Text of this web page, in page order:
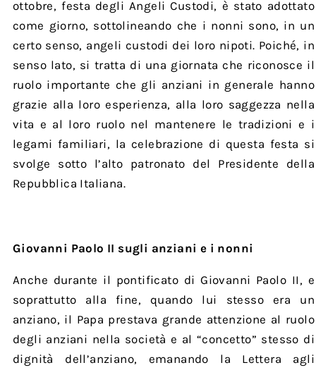
ottobre, festa degli Angeli Custodi, è stato adottato
come giorno, sottolineando che i nonni sono, in un
certo senso, angeli custodi dei loro nipoti. Poiché, in
senso lato, si tratta di una giornata che riconosce il
ruolo importante che gli anziani in generale hanno
grazie alla loro esperienza, alla loro saggezza nella
vita e al loro ruolo nel mantenere le tradizioni e i
legami familiari, la celebrazione di questa festa si
svolge sotto l’alto patronato del Presidente della
Repubblica Italiana.
Giovanni Paolo II sugli anziani e i nonni
Anche durante il pontificato di Giovanni Paolo II, e
soprattutto alla fine, quando lui stesso era un
anziano, il Papa prestava grande attenzione al ruolo
degli anziani nella società e al “concetto” stesso di
dignità dell’anziano, emanando la Lettera agli